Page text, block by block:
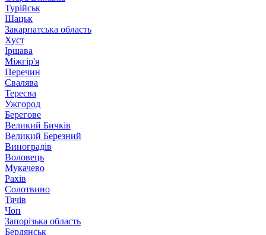
Турійськ
Шацьк
Закарпатська область
Хуст
Іршава
Міжгір'я
Перечин
Свалява
Тересва
Ужгород
Берегове
Великий Бичків
Великий Березний
Виноградів
Воловець
Мукачево
Рахів
Солотвино
Тячів
Чоп
Запорізька область
Бердянськ